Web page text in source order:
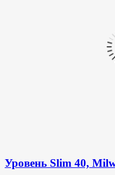
Уровень Slim 40,